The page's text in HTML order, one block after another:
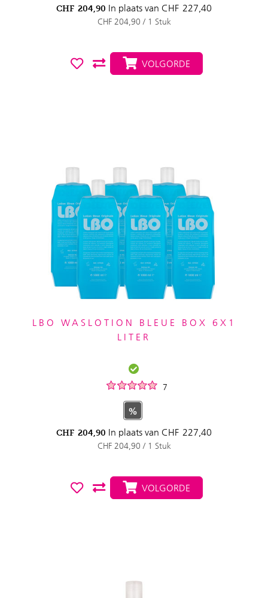
CHF 204,90 In plaats van CHF 227,40
CHF 204,90 / 1 Stuk
VOLGORDE
LBO WASLOTION BLEUE BOX 6X1
LITER
7
%
CHF 204,90 In plaats van CHF 227,40
CHF 204,90 / 1 Stuk
VOLGORDE